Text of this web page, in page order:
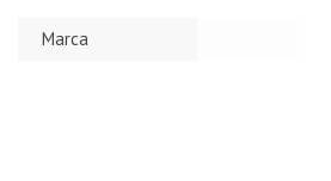
Marca